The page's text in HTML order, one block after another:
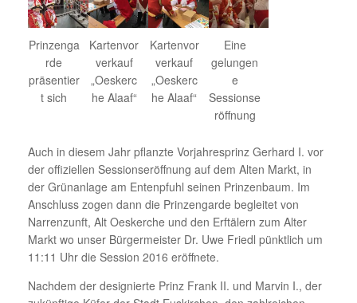
Prinzenga
rde
präsentier
t sich
Kartenvor
verkauf
„Oeskerc
he Alaaf“
Kartenvor
verkauf
„Oeskerc
he Alaaf“
Eine
gelungen
e
Sessionse
röffnung
Auch in diesem Jahr pflanzte Vorjahresprinz Gerhard I. vor
der offiziellen Sessionseröffnung auf dem Alten Markt, in
der Grünanlage am Entenpfuhl seinen Prinzenbaum. Im
Anschluss zogen dann die Prinzengarde begleitet von
Narrenzunft, Alt Oeskerche und den Erftälern zum Alter
Markt wo unser Bürgermeister Dr. Uwe Friedl pünktlich um
11:11 Uhr die Session 2016 eröffnete.
Nachdem der designierte Prinz Frank II. und Marvin I., der